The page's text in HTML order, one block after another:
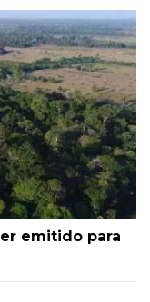
emitido para